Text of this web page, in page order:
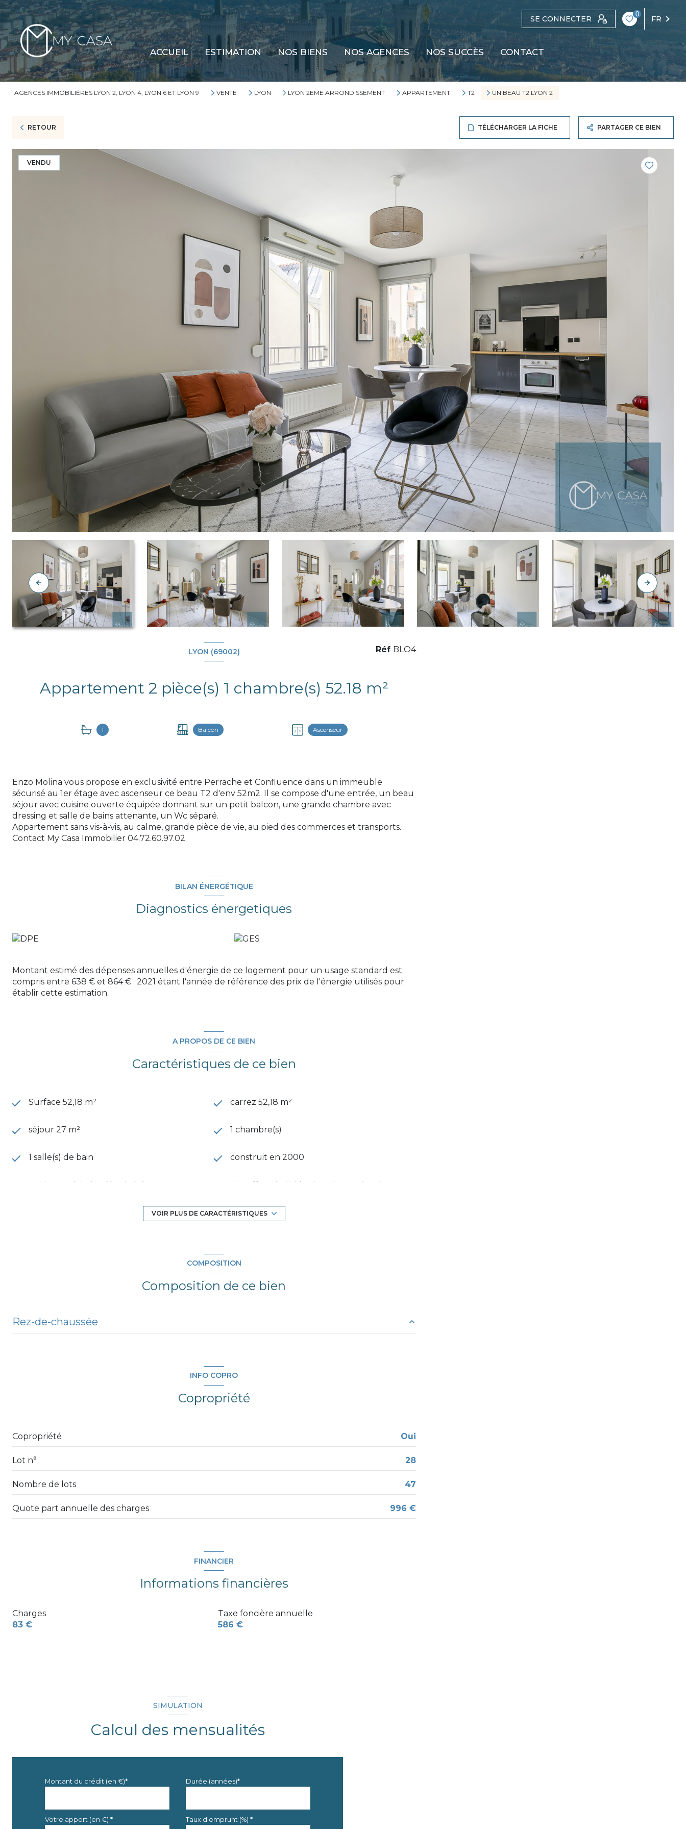
SE CONNECTER
0
FR
ACCUEIL ESTIMATION NOS BIENS NOS AGENCES NOS SUCCÈS CONTACT
AGENCES IMMOBILIÈRES LYON 2, LYON 4, LYON 6 ET LYON 9 VENTE LYON LYON 2EME ARRONDISSEMENT APPARTEMENT T2 UN BEAU T2 LYON 2
RETOUR TÉLÉCHARGER LA FICHE PARTAGER CE BIEN
VENDU
LYON (69002)
Appartement 2 pièce(s) 1 chambre(s) 52.18 m²
1 Balcon Ascenseur
Réf BLO4
Enzo Molina vous propose en exclusivité entre Perrache et Confluence dans un immeuble
sécurisé au 1er étage avec ascenseur ce beau T2 d'env 52m2. Il se compose d'une entrée, un beau
séjour avec cuisine ouverte équipée donnant sur un petit balcon, une grande chambre avec
dressing et salle de bains attenante, un Wc séparé.
Appartement sans vis-à-vis, au calme, grande pièce de vie, au pied des commerces et transports.
Contact My Casa Immobilier 04.72.60.97.02
BILAN ÉNERGÉTIQUE
Diagnostics énergetiques
Montant estimé des dépenses annuelles d'énergie de ce logement pour un usage standard est
compris entre 638 € et 864 € . 2021 étant l'année de référence des prix de l'énergie utilisés pour
établir cette estimation.
A PROPOS DE CE BIEN
Caractéristiques de ce bien
Surface 52,18 m² carrez 52,18 m²
séjour 27 m² 1 chambre(s)
1 salle(s) de bain construit en 2000
cuisine américaine (équipée) Chauffage individuel : radiateur (gaz)
1er étage
interphone
VOIR PLUS DE CARACTÉRISTIQUES
COMPOSITION
Composition de ce bien
Rez-de-chaussée
WC
1.37 m²
INFO COPRO
Copropriété
Copropriété Oui
Lot n° 28
Nombre de lots 47
Quote part annuelle des charges 996 €
FINANCIER
Informations financières
Charges
83 €
Taxe foncière annuelle
586 €
SIMULATION
Calcul des mensualités
Montant du crédit (en €)* Durée (années)*
Votre apport (en €) * Taux d'emprunt (%) *